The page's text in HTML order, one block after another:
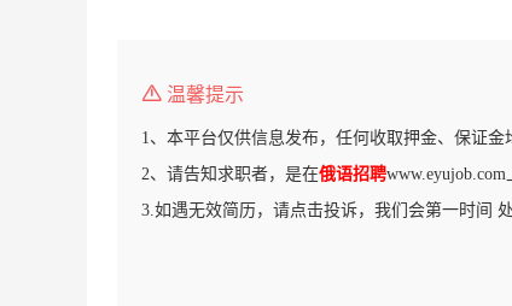
温馨提示
1、本平台仅供信息发布，任何收取押金、保证金
2、请告知求职者，是在俄语招聘www.eyujob.com
3.如遇无效简历，请点击投诉，我们会第一时间